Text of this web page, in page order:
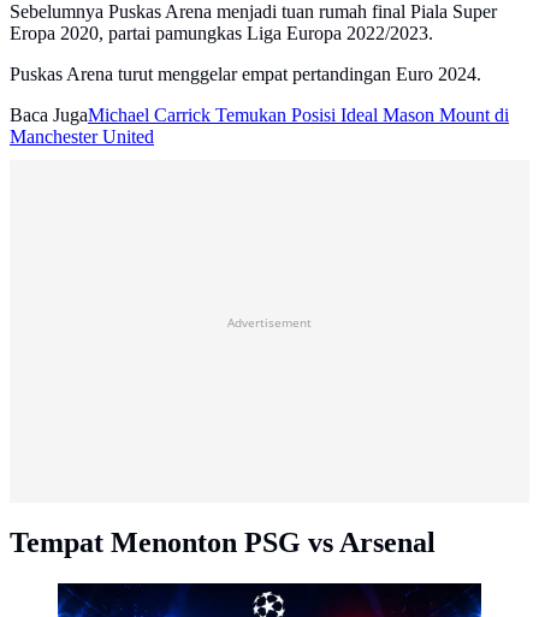
Sebelumnya Puskas Arena menjadi tuan rumah final Piala Super
Eropa 2020, partai pamungkas Liga Europa 2022/2023.
Puskas Arena turut menggelar empat pertandingan Euro 2024.
Baca JugaMichael Carrick Temukan Posisi Ideal Mason Mount di
Manchester United
Advertisement
Tempat Menonton PSG vs Arsenal